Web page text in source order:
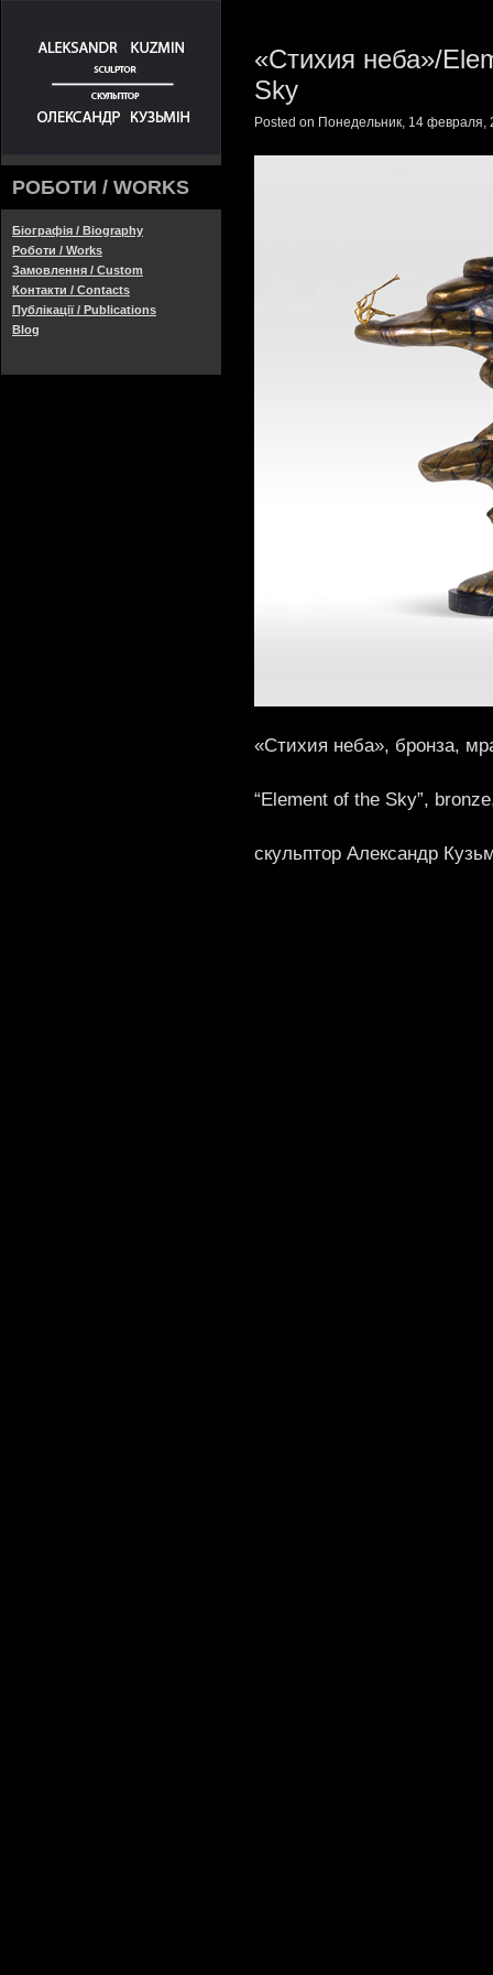
РОБОТИ / WORKS
Біографія / Biography
Роботи / Works
Замовлення / Custom
Контакти / Contacts
Публікації / Publications
Blog
«Стихия неба»/
Sky
Posted on Понедельник, 14 февраля,
«Стихия неба», бронза,
“Element of the Sky”,
скульптор Александр